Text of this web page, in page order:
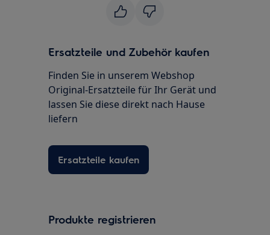
Ersatzteile und Zubehör kaufen
Finden Sie in unserem Webshop
Original-Ersatzteile für Ihr Gerät und
lassen Sie diese direkt nach Hause
liefern
Ersatzteile kaufen
Produkte registrieren